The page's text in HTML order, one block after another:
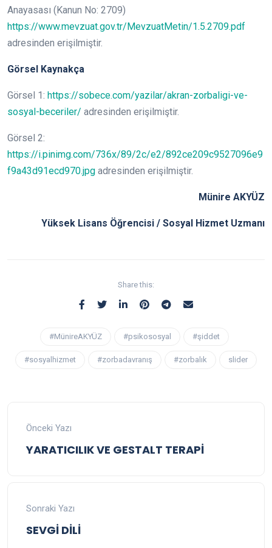
Anayasası (Kanun No: 2709)
https://www.mevzuat.gov.tr/MevzuatMetin/1.5.2709.pdf
adresinden erişilmiştir.
Görsel Kaynakça
Görsel 1: https://sobece.com/yazilar/akran-zorbaligi-ve-
sosyal-beceriler/ adresinden erişilmiştir.
Görsel 2:
https://i.pinimg.com/736x/89/2c/e2/892ce209c9527096e9
f9a43d91ecd970.jpg adresinden erişilmiştir.
Münire AKYÜZ
Yüksek Lisans Öğrencisi / Sosyal Hizmet Uzmanı
Share this:
#MünireAKYÜZ #psikososyal #şiddet
#sosyalhizmet #zorbadavranış #zorbalık slider
Önceki Yazı
YARATICILIK VE GESTALT TERAPİ
Sonraki Yazı
SEVGİ DİLİ